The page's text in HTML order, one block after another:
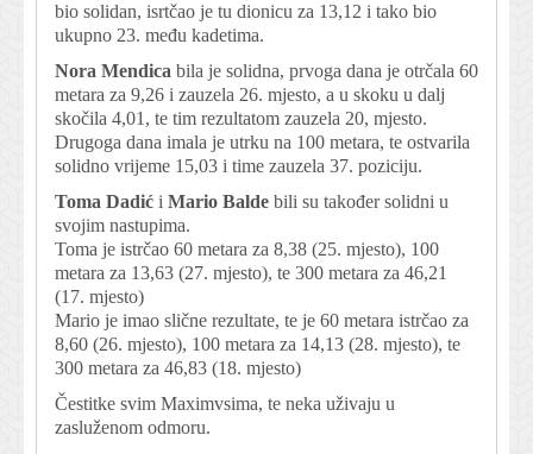
bio solidan, isrtčao je tu dionicu za 13,12 i tako bio
ukupno 23. među kadetima.
Nora Mendica bila je solidna, prvoga dana je otrčala 60
metara za 9,26 i zauzela 26. mjesto, a u skoku u dalj
skočila 4,01, te tim rezultatom zauzela 20, mjesto.
Drugoga dana imala je utrku na 100 metara, te ostvarila
solidno vrijeme 15,03 i time zauzela 37. poziciju.
Toma Dadić i Mario Balde bili su također solidni u
svojim nastupima.
Toma je istrčao 60 metara za 8,38 (25. mjesto), 100
metara za 13,63 (27. mjesto), te 300 metara za 46,21
(17. mjesto)
Mario je imao slične rezultate, te je 60 metara istrčao za
8,60 (26. mjesto), 100 metara za 14,13 (28. mjesto), te
300 metara za 46,83 (18. mjesto)
Čestitke svim Maximvsima, te neka uživaju u
zasluženom odmoru.